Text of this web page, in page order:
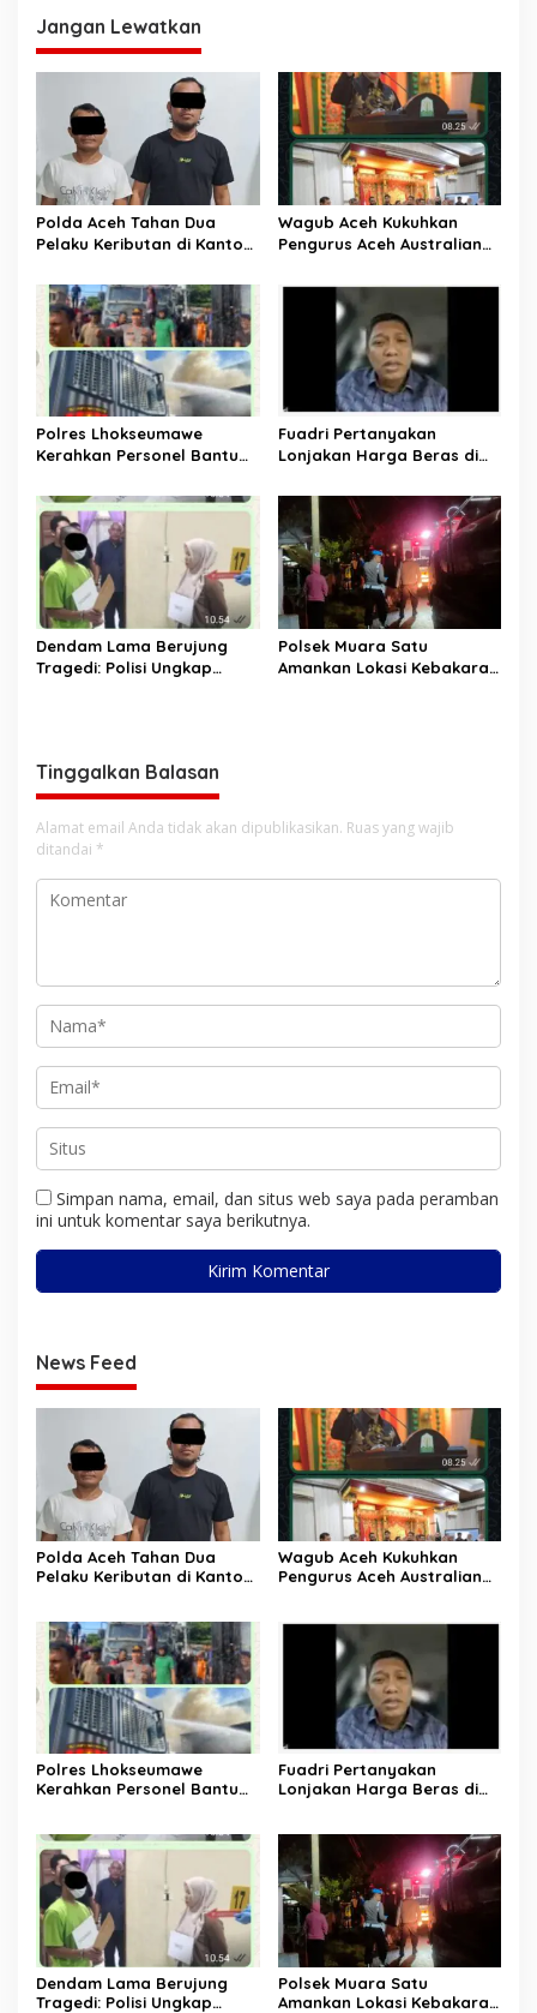
a
s
o
s
Jangan Lewatkan
Polda Aceh Tahan Dua
Pelaku Keributan di Kantor
Wagub Aceh Kukuhkan
Pengurus Aceh Australian
Polres Lhokseumawe
Kerahkan Personel Bantu
Gudang Es Krim
Fuadri Pertanyakan
Lonjakan Harga Beras di
Produksi
Dendam Lama Berujung
Tragedi: Polisi Ungkap
Polsek Muara Satu
Amankan Lokasi Kebakaran
Tinggalkan Balasan
Alamat email Anda tidak akan dipublikasikan. Ruas yang wajib
ditandai *
Simpan nama, email, dan situs web saya pada peramban
ini untuk komentar saya berikutnya.
News Feed
Polda Aceh Tahan Dua
Pelaku Keributan di Kantor
Wagub Aceh Kukuhkan
Pengurus Aceh Australian
Polres Lhokseumawe
Kerahkan Personel Bantu
Fuadri Pertanyakan
Lonjakan Harga Beras di
Dendam Lama Berujung
Tragedi: Polisi Ungkap
Polsek Muara Satu
Amankan Lokasi Kebakaran